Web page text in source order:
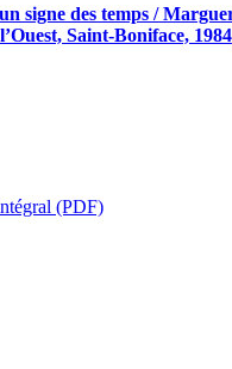
signe des temps /
Saint-Boniface, 1984
(PDF)